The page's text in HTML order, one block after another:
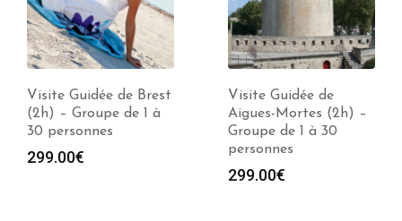
Visite Guidée de Brest
(2h) – Groupe de 1 à
30 personnes
299.00€
Visite Guidée de
Aigues-Mortes (2h) –
Groupe de 1 à 30
personnes
299.00€